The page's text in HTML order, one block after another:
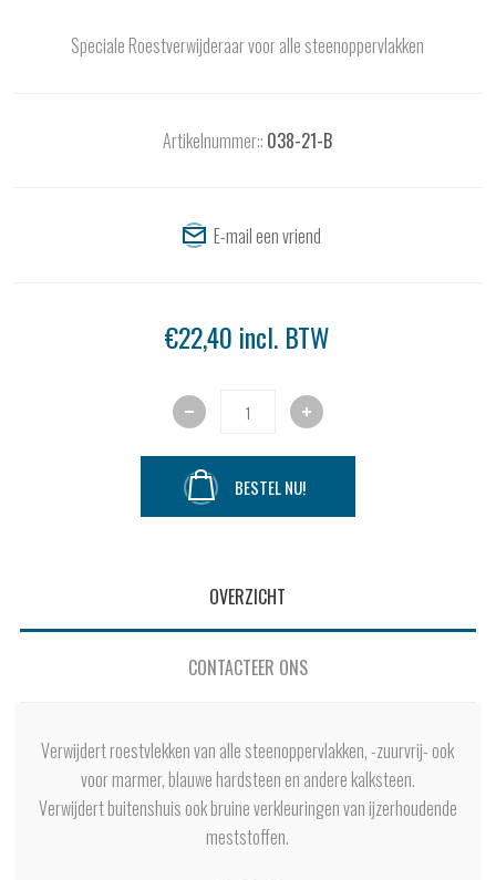
Speciale Roestverwijderaar voor alle steenoppervlakken
Artikelnummer:: 038-21-B
€22,40 incl. BTW
BESTEL NU!
OVERZICHT
CONTACTEER ONS
Verwijdert roestvlekken van alle steenoppervlakken, -zuurvrij- ook
voor marmer, blauwe hardsteen en andere kalksteen.
Verwijdert buitenshuis ook bruine verkleuringen van ijzerhoudende
meststoffen.